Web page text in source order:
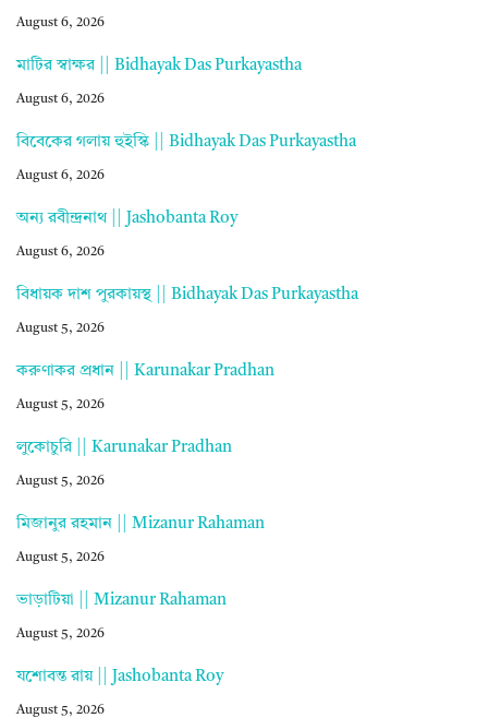
August 6, 2026
মাটির স্বাক্ষর || Bidhayak Das Purkayastha
August 6, 2026
বিবেকের গলায় হুইস্কি || Bidhayak Das Purkayastha
August 6, 2026
অন্য রবীন্দ্রনাথ || Jashobanta Roy
August 6, 2026
বিধায়ক দাশ পুরকায়স্থ || Bidhayak Das Purkayastha
August 5, 2026
করুণাকর প্রধান || Karunakar Pradhan
August 5, 2026
লুকোচুরি || Karunakar Pradhan
August 5, 2026
মিজানুর রহমান || Mizanur Rahaman
August 5, 2026
ভাড়াটিয়া || Mizanur Rahaman
August 5, 2026
যশোবন্ত রায় || Jashobanta Roy
August 5, 2026